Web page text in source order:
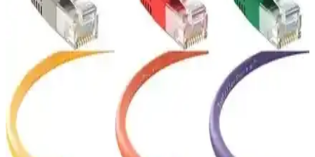
İrenis CAT6 Yassı Ethernet Kablosu, UTP yapısı ile Gigabit
(1000BASE-T) hızında güvenilir iletişim sağlar ve 250 MHz bant
genişliği sunar. Altın kaplama uçlar (50 µm), PVC dış kaplama ve
yassı tasarım ile 25 cm–15 m aralığında uzunluklar sunar;
topraklama yok.
IRENIS CAT6 Yassı ve Vetech Cat7 Ethernet
Kablosu Karşılaştırması
İRENİS CAT6 yassı ve Vetech Cat7 Ethernet kablolarının
özellikleri, hızları ve kullanıcı deneyimleri detaylı karşılaştırmasıyla,
doğru kablo seçiminde rehberlik sağlar.